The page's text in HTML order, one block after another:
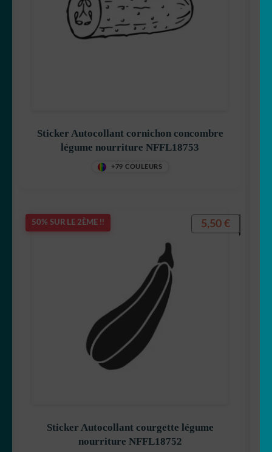
Sticker Autocollant cornichon concombre
légume nourriture NFFL18753
+79 COULEURS
50% SUR LE 2ÈME !!
Sticker Autocollant courgette légume
nourriture NFFL18752
5,50 €